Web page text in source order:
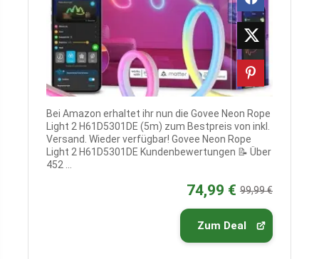
Bei Amazon erhaltet ihr nun die Govee Neon Rope
Light 2 H61D5301DE (5m) zum Bestpreis von inkl.
Versand. Wieder verfügbar! Govee Neon Rope
Light 2 H61D5301DE Kundenbewertungen 📝 Über
452 ...
74,99 € 99,99 €
Zum Deal